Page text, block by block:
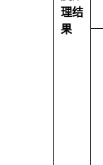
理结
果